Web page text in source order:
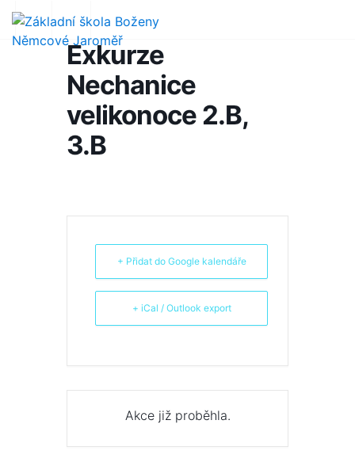
Exkurze
Nechanice
velikonoce 2.B,
3.B
+ Přidat do Google kalendáře
+ iCal / Outlook export
Akce již proběhla.